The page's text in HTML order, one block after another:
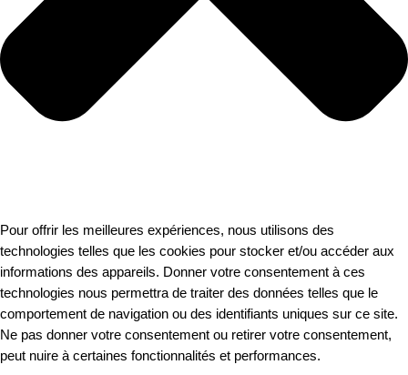
Pour offrir les meilleures expériences, nous utilisons des
technologies telles que les cookies pour stocker et/ou accéder aux
informations des appareils. Donner votre consentement à ces
technologies nous permettra de traiter des données telles que le
comportement de navigation ou des identifiants uniques sur ce site.
Ne pas donner votre consentement ou retirer votre consentement,
peut nuire à certaines fonctionnalités et performances.